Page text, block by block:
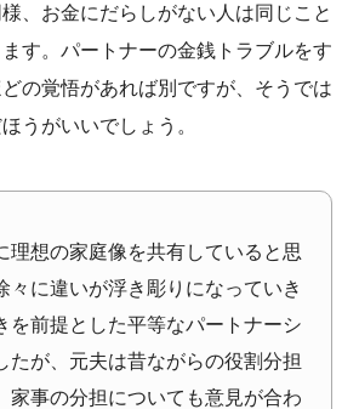
、お金にだらしがない人は同じこと
す。パートナーの金銭トラブルをす
の覚悟があれば別ですが、そうでは
うがいいでしょう。
理想の家庭像を共有していると思
々に違いが浮き彫りになっていき
を前提とした平等なパートナーシ
たが、元夫は昔ながらの役割分担
家事の分担についても意見が合わ